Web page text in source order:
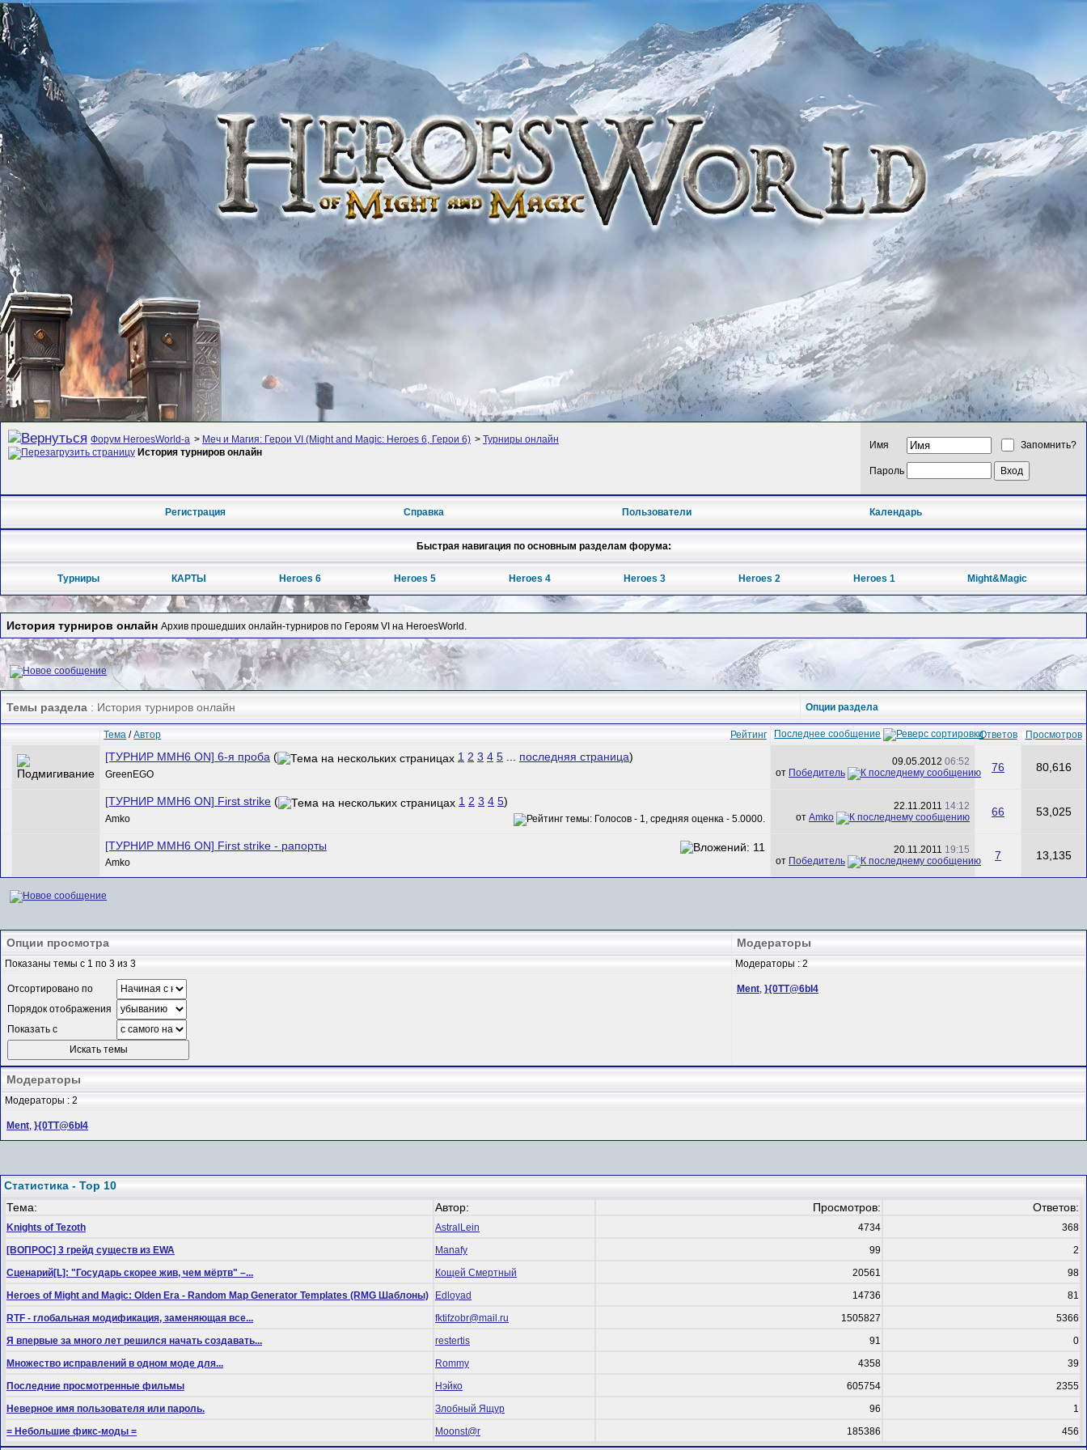
Форум HeroesWorld-а > Меч и Магия: Герои VI (Might and Magic: Heroes 6, Герои 6) > Турниры онлайн
История турниров онлайн
Имя Запомнить?
Пароль
Регистрация Справка Пользователи Календарь
Быстрая навигация по основным разделам форума:
Турниры КАРТЫ Heroes 6 Heroes 5 Heroes 4 Heroes 3 Heroes 2 Heroes 1 Might&Magic
История турниров онлайн Архив прошедших онлайн-турниров по Героям VI на HeroesWorld.
Темы раздела : История турниров онлайн Опции раздела
Рейтинг
Тема /Автор Последнее сообщение Ответов Просмотров
[ТУРНИР MMH6 ON] 6-я проба ( 1 2 3 4 5 ... последняя страница)
GreenEGO
09.05.2012 06:52
от Победитель 76 80,616
[ТУРНИР MMH6 ON] First strike ( 1 2 3 4 5)
Amko
22.11.2011 14:12
от Amko 66 53,025
[ТУРНИР MMH6 ON] First strike - рапорты
Amko
20.11.2011 19:15
от Победитель 7 13,135
Опции просмотра Модераторы
Показаны темы с 1 по 3 из 3 Модераторы : 2
Отсортировано по
Порядок отображения
Показать с
Ment }{0TT@6bI4
Модераторы
Модераторы : 2
Ment }{0TT@6bI4
Статистика - Top 10
Тема:
Автор: Просмотров: Ответов:
Knights of Tezoth AstralLein 4734
368
[ВОПРОС] 3 грейд существ из EWA
Manafy 99
2
Сценарий[L]: "Государь скорее жив, чем мёртв" –...
Кощей Смертный 20561
98
Heroes of Might and Magic: Olden Era - Random Map Generator Templates (RMG Шаблоны)
Edloyad 14736
81
RTF - глобальная модификация, заменяющая все...
fktifzobr@mail.ru 1505827
5366
Я впервые за много лет решился начать создавать...
restertis 91
0
Множество исправлений в одном моде для...
Rommy 4358
39
Последние просмотренные фильмы
Нэйко 605754
2355
Неверное имя пользователя или пароль.
Злобный Ящур 96
1
= Небольшие фикс-моды =
Mооnst@r 185386 456